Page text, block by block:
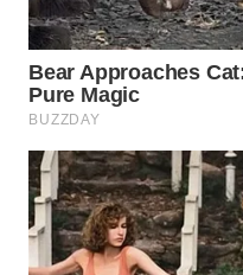
WAHANA
WAHANA
SELEB
WAHANA
PERSONA